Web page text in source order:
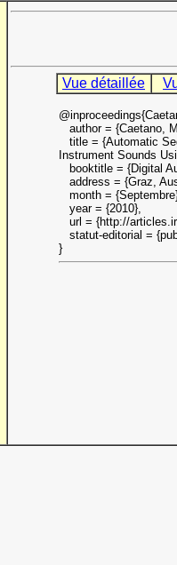
Vue détaillée
author = {Caetano,
title = {Automatic
Instrument Sounds
booktitle = {Digital
address = {Graz,
month =
year = {2010},
url = {http://
statut-editorial =
}